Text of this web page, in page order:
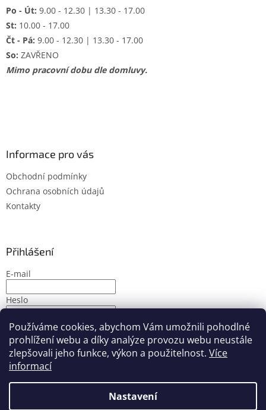
Používáme cookies, abychom Vám umožnili pohodlné
prohlížení webu a díky analýze provozu webu neustále
zlepšovali jeho funkce, výkon a použitelnost. Více
informací
Nastavení
Po - Út: 9.00 - 12.30 | 13.30 - 17.00
St: 10.00 - 17.00
Čt - Pá: 9.00 - 12.30 | 13.30 - 17.00
So: ZAVŘENO
Mimo pracovní dobu dle domluvy.
Informace pro vás
Obchodní podmínky
Ochrana osobních údajů
Kontakty
Přihlášení
E-mail
Heslo
PŘIHLÁSIT SE
Nová registraceZapomenuté heslo
Vytvořil Shoptet